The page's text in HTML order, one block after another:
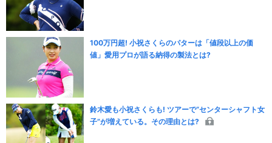
100万円超! 小祝さくらのパターは「値段以上の価
値」愛用プロが語る納得の製法とは?
鈴木愛も小祝さくらも! ツアーで“センターシャフト女
子”が増えている。その理由とは?